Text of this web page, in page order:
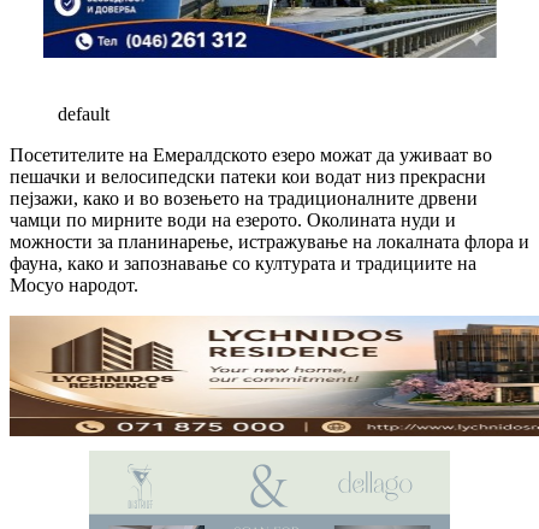
default
Посетителите на Емералдското езеро можат да уживаат во
пешачки и велосипедски патеки кои водат низ прекрасни
пејзажи, како и во возењето на традиционалните дрвени
чамци по мирните води на езерото. Околината нуди и
можности за планинарење, истражување на локалната флора и
фауна, како и запознавање со културата и традициите на
Мосуо народот.